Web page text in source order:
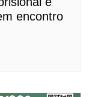
encontro